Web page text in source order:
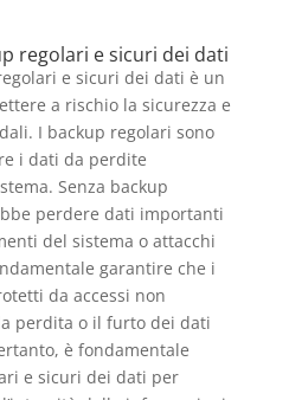
regolari e sicuri dei dati
e sicuri dei dati è un
a rischio la sicurezza e
I backup regolari sono
i dati da perdite
Senza backup
perdere dati importanti
del sistema o attacchi
garantire che i
da accessi non
perdita o il furto dei dati
è fondamentale
e sicuri dei dati per